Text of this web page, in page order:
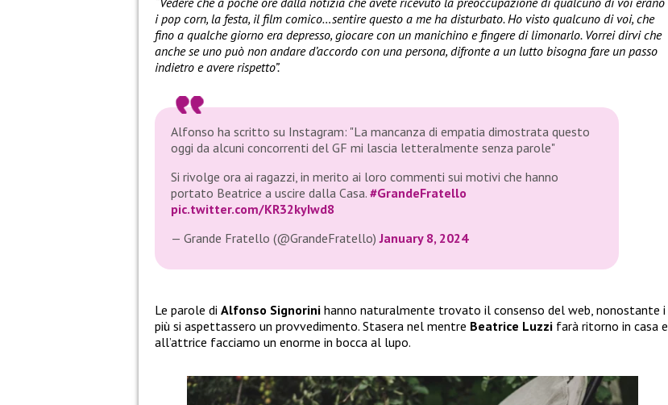
i pop corn, la festa, il film comico…sentire questo a me ha disturbato. Ho visto qualcuno di voi, che
fino a qualche giorno era depresso, giocare con un manichino e fingere di limonarlo. Vorrei dirvi che
anche se uno può non andare d’accordo con una persona, difronte a un lutto bisogna fare un passo
indietro e avere rispetto”.
Alfonso ha scritto su Instagram: "La mancanza di empatia dimostrata questo
oggi da alcuni concorrenti del GF mi lascia letteralmente senza parole"
Si rivolge ora ai ragazzi, in merito ai loro commenti sui motivi che hanno
portato Beatrice a uscire dalla Casa. #GrandeFratello
pic.twitter.com/KR32kyIwd8
— Grande Fratello (@GrandeFratello)January 8, 2024
Le parole di Alfonso Signorini hanno naturalmente trovato il consenso del web, nonostante i
più si aspettassero un provvedimento. Stasera nel mentre Beatrice Luzzi farà ritorno in casa e
all’attrice facciamo un enorme in bocca al lupo.